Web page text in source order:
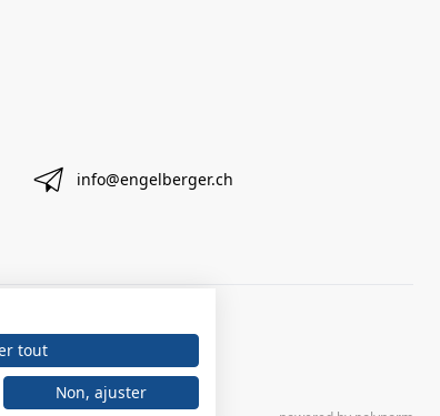
info@engelberger.ch
tout
Non, ajuster